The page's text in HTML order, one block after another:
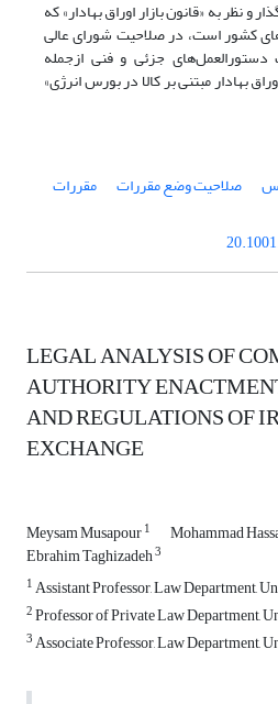
نظر به «قانون بازار اوراق بهادار» که
کشور است، در صلاحیت شورای عالی
جزئی و فنی ازجمله
بهادار مبتنی بر کالا در بورس انرژی»
صلاحیت وضع مقررات مقررات
LEGAL ANALYSIS OF
AUTHORITY
AND REGULATIONS OF
EXCHANGE
Meysam Musapour1 Mohammad
Ebrahim Taghizadeh3
1Assistant Professor, Law Department,
2Professor of Private Law Department,
3Associate Professor, Law Department,